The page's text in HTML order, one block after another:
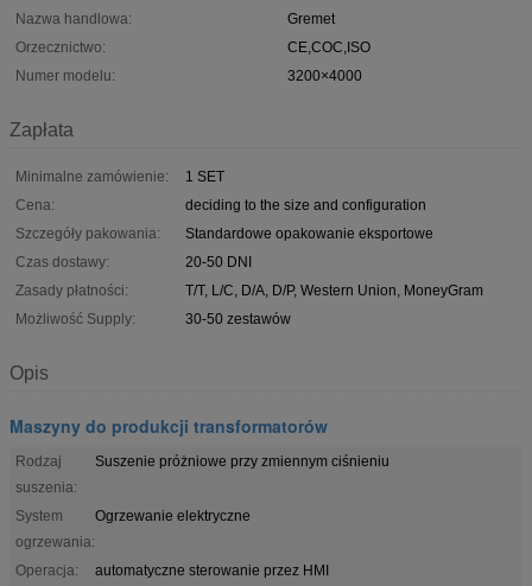
Nazwa handlowa:
Gremet
Orzecznictwo:
CE,COC,ISO
Numer modelu:
3200×4000
Zapłata
Minimalne zamówienie:
1 SET
Cena:
deciding to the size and configuration
Szczegóły pakowania:
Standardowe opakowanie eksportowe
Czas dostawy:
20-50 DNI
Zasady płatności:
T/T, L/C, D/A, D/P, Western Union, MoneyGram
Możliwość Supply:
30-50 zestawów
Opis
Maszyny do produkcji transformatorów
Rodzaj
suszenia:
Suszenie próżniowe przy zmiennym ciśnieniu
System
ogrzewania:
Ogrzewanie elektryczne
Operacja:
automatyczne sterowanie przez HMI